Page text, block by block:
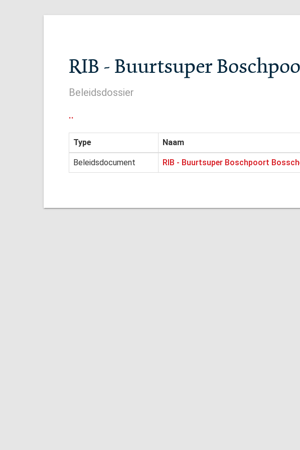
RIB - Buurtsuper
Beleidsdossier
..
Type Naam
Beleidsdocument RIB - Buurtsuper Boschpoort